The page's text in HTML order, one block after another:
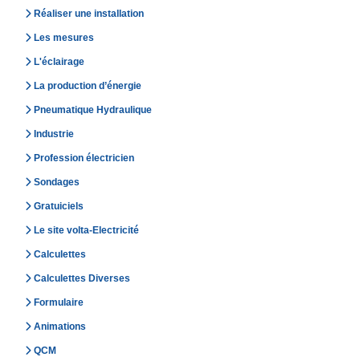
Réaliser une installation
Les mesures
L'éclairage
La production d’énergie
Pneumatique Hydraulique
Industrie
Profession électricien
Sondages
Gratuiciels
Le site volta-Electricité
Calculettes
Calculettes Diverses
Formulaire
Animations
QCM